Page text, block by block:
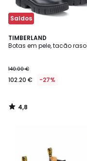
Saldos
TIMBERLAND
Botas em pele, tacão raso
140.00 €
102.20 € -27%
4,8
/ 5
4,8
/